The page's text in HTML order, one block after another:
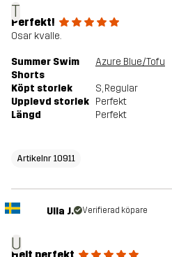
T
Perfekt!
Osar kvalle.
Summer Swim
Shorts
Azure Blue/Tofu
Köpt storlek S, Regular
Upplevd storlek Perfekt
Längd
Perfekt
Artikelnr 10911
U
Ulla J. Verifierad köpare